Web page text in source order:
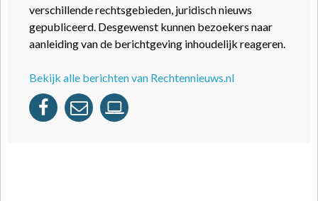
verschillende rechtsgebieden, juridisch nieuws
gepubliceerd. Desgewenst kunnen bezoekers naar
aanleiding van de berichtgeving inhoudelijk reageren.
Bekijk alle berichten van Rechtennieuws.nl